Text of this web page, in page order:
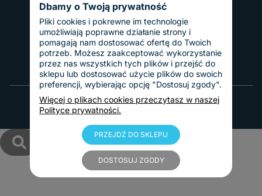
Sposoby płatności
O nas
Kontakt
Informacje o firmie
Nasze realizacje
Blog
© 2010 - 2025 Tablice Magnetyczne
Dbamy o Twoją prywatność
Pliki cookies i pokrewne im technologie
umożliwiają poprawne działanie strony i
pomagają nam dostosować ofertę do Twoich
potrzeb. Możesz zaakceptować wykorzystanie
przez nas wszystkich tych plików i przejść do
sklepu lub dostosować użycie plików do swoich
preferencji, wybierając opcję "Dostosuj zgody".
Więcej o plikach cookies przeczytasz w naszej
Polityce prywatności.
PRZEJDŹ DO SKLEPU
DOSTOSUJ ZGODY